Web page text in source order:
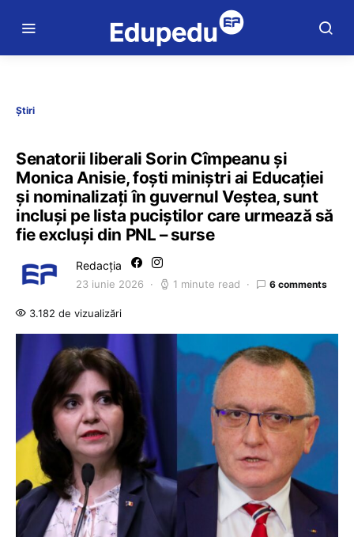
Știri
Senatorii liberali Sorin Cîmpeanu și
Monica Anisie, foști miniștri ai Educației
și nominalizați în guvernul Veștea, sunt
incluși pe lista puciștilor care urmează să
fie excluși din PNL – surse
Redacția
23 iunie 2026 1 minute read 6 comments
3.182 de vizualizări